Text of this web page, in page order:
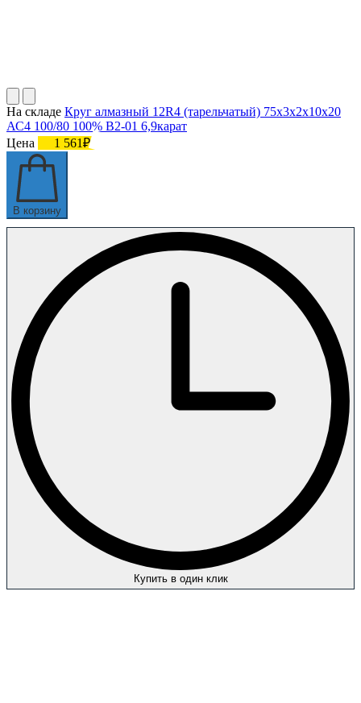
На складе Круг алмазный 12R4 (тарельчатый) 75х3х2х10х20
АС4 100/80 100% В2-01 6,9карат
Цена
1 561₽
В корзину
Купить в один клик